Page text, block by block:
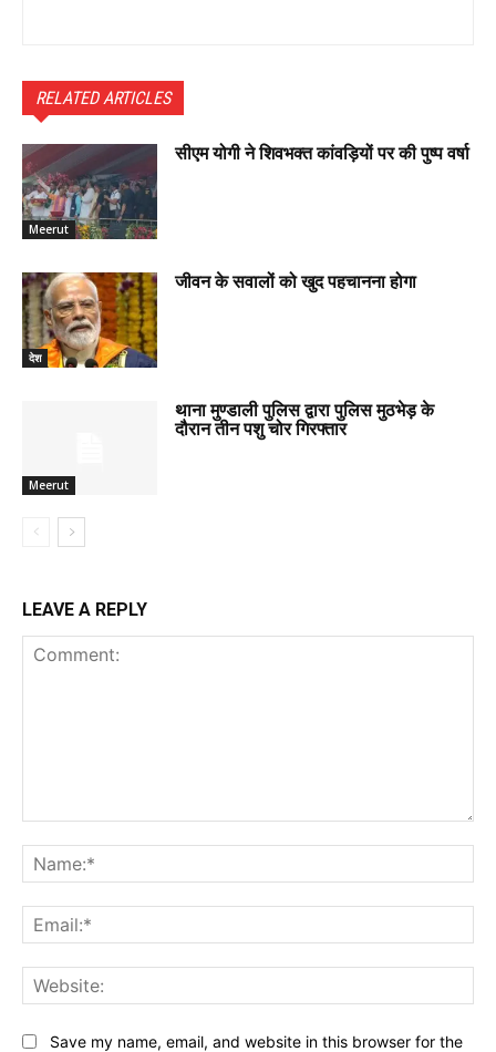
RELATED ARTICLES
Meerut
सीएम योगी ने शिवभक्त कांवड़ियों पर की पुष्प वर्षा
देश
जीवन के सवालों को खुद पहचानना होगा
Meerut
थाना मुण्डाली पुलिस द्वारा पुलिस मुठभेड़ के
दौरान तीन पशु चोर गिरफ्तार
LEAVE A REPLY
Save my name, email, and website in this browser for the